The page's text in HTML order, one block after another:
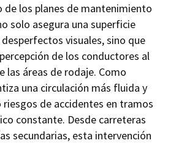
los planes de mantenimiento
solo asegura una superficie
visuales, sino que
de los conductores al
las áreas de rodaje. Como
una circulación más fluida y
riesgos de accidentes en tramos
constante. Desde carreteras
secundarias, esta intervención